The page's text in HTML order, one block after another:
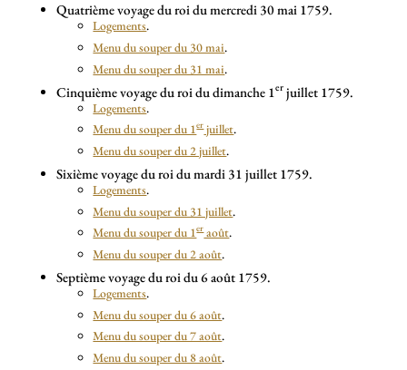
Quatrième voyage du roi du mercredi 30 mai 1759.
Logements.
Menu du souper du 30 mai.
Menu du souper du 31 mai.
Cinquième voyage du roi du dimanche 1er juillet 1759.
Logements.
Menu du souper du 1erjuillet.
Menu du souper du 2 juillet.
Sixième voyage du roi du mardi 31 juillet 1759.
Logements.
Menu du souper du 31 juillet.
Menu du souper du 1eraoût.
Menu du souper du 2 août.
Septième voyage du roi du 6 août 1759.
Logements.
Menu du souper du 6 août.
Menu du souper du 7 août.
Menu du souper du 8 août.